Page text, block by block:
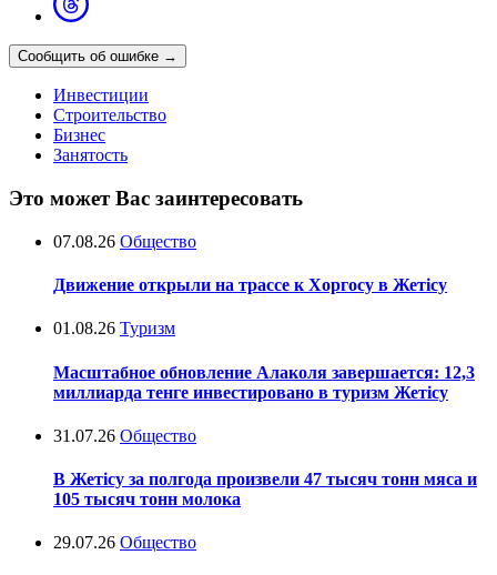
Сообщить об ошибке →
Инвестиции
Строительство
Бизнес
Занятость
Это может Вас заинтересовать
07.08.26 Общество
Движение открыли на трассе к Хоргосу в Жетісу
01.08.26 Туризм
Масштабное обновление Алаколя завершается: 12,3
миллиарда тенге инвестировано в туризм Жетісу
31.07.26 Общество
В Жетісу за полгода произвели 47 тысяч тонн мяса и
105 тысяч тонн молока
29.07.26 Общество